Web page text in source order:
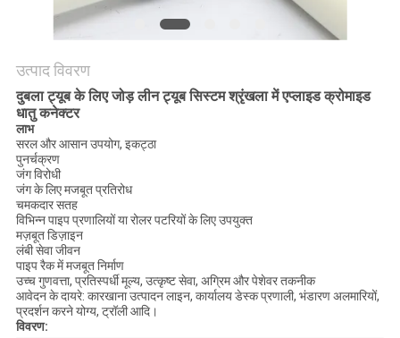
PRIVACY
POLICY
उत्पाद विवरण
दुबला ट्यूब के लिए जोड़ लीन ट्यूब सिस्टम श्रृंखला में एप्लाइड क्रोमाइड
धातु कनेक्टर
लाभ
सरल और आसान उपयोग, इकट्ठा
पुनर्चक्रण
जंग विरोधी
जंग के लिए मजबूत प्रतिरोध
चमकदार सतह
विभिन्न पाइप प्रणालियों या रोलर पटरियों के लिए उपयुक्त
मज़बूत डिज़ाइन
लंबी सेवा जीवन
पाइप रैक में मजबूत निर्माण
उच्च गुणवत्ता, प्रतिस्पर्धी मूल्य, उत्कृष्ट सेवा, अग्रिम और पेशेवर तकनीक
आवेदन के दायरे: कारखाना उत्पादन लाइन, कार्यालय डेस्क प्रणाली, भंडारण अलमारियों,
प्रदर्शन करने योग्य, ट्रॉली आदि।
विवरण: